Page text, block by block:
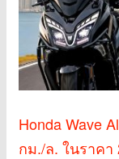
Honda Wave
กม./ล. ในราคา